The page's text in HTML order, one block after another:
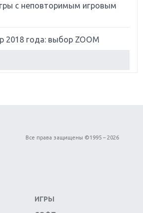
с неповторимым игровым
2018 года: выбор ZOOM
4: вершина эволюции
для консолей: Spider-Man и
2
Все права защищены ©1995 – 2026
ИГРЫ